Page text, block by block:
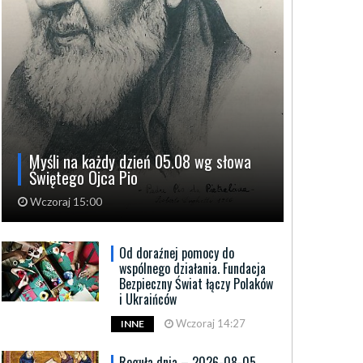
Myśli na każdy dzień 05.08 wg słowa
Świętego Ojca Pio
Wczoraj 15:00
Od doraźnej pomocy do
wspólnego działania. Fundacja
Bezpieczny Świat łączy Polaków
i Ukraińców
INNE Wczoraj 14:27